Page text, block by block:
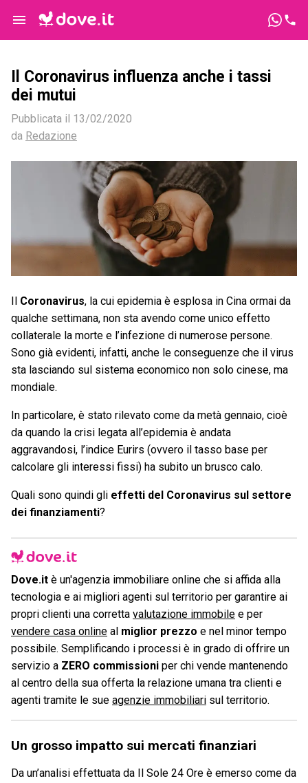
Il Coronavirus influenza anche i tassi
dei mutui
Pubblicata il 13/02/2020
da Redazione
Il Coronavirus, la cui epidemia è esplosa in Cina ormai da
qualche settimana, non sta avendo come unico effetto
collaterale la morte e l’infezione di numerose persone.
Sono già evidenti, infatti, anche le conseguenze che il virus
sta lasciando sul sistema economico non solo cinese, ma
mondiale.
In particolare, è stato rilevato come da metà gennaio, cioè
da quando la crisi legata all’epidemia è andata
aggravandosi, l’indice Eurirs (ovvero il tasso base per
calcolare gli interessi fissi) ha subito un brusco calo.
Quali sono quindi gli effetti del Coronavirus sul settore
dei finanziamenti?
Dove.it è un'agenzia immobiliare online che si affida alla
tecnologia e ai migliori agenti sul territorio per garantire ai
propri clienti una corretta valutazione immobile e per
vendere casa online al miglior prezzo e nel minor tempo
possibile. Semplificando i processi è in grado di offrire un
servizio a ZERO commissioni per chi vende mantenendo
al centro della sua offerta la relazione umana tra clienti e
agenti tramite le sue agenzie immobiliari sul territorio.
Un grosso impatto sui mercati finanziari
Da un’analisi effettuata da Il Sole 24 Ore è emerso come da